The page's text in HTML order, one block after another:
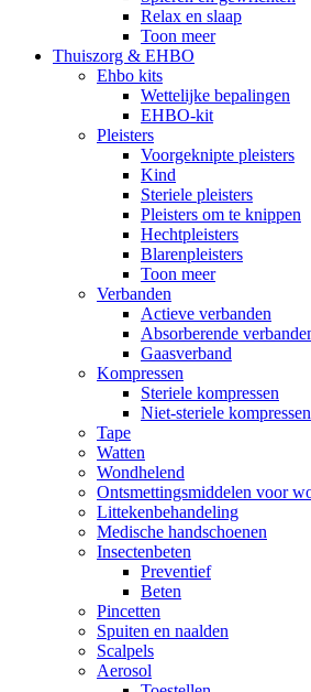
Relax en slaap
Toon meer
Thuiszorg & EHBO
Ehbo kits
Wettelijke bepalingen
EHBO-kit
Pleisters
Voorgeknipte pleisters
Kind
Steriele pleisters
Pleisters om te knippen
Hechtpleisters
Blarenpleisters
Toon meer
Verbanden
Actieve verbanden
Absorberende
Gaasverband
Kompressen
Steriele kompressen
Niet-steriele kompressen
Tape
Watten
Wondhelend
Ontsmettingsmiddelen voor
Littekenbehandeling
Medische handschoenen
Insectenbeten
Preventief
Beten
Pincetten
Spuiten en naalden
Scalpels
Aerosol